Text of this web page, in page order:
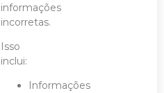
informações
incorretas.
Isso
inclui:
Informações